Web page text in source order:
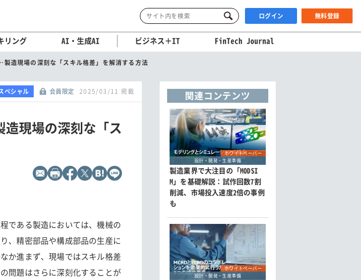
ログイン 無料登録
リング AI・生成AI ビジネス＋IT FinTech Journal
造現場の深刻な「スキル格差」を解消する方法
ペシャル 会員限定 2025/03/11 掲載
現場の深刻な「ス
である製造においては、機械の
、精密部品や構成部品の生産に
か進まず、現場ではスキル格差
問題はさらに深刻化することが
関連コンテンツ
ホワイトペーパー
設計・開発・生産準備
製造業界で大注目の「MODSI
M」を基礎解説：試作回数7割
削減、市場投入速度2倍の事例
も
ホワイトペーパー
設計・開発・生産準備